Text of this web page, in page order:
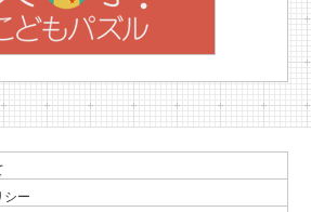
シー